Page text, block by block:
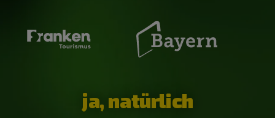
ja, natürlich